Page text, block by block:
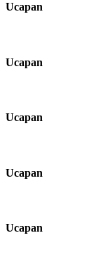
Ucapan
Ucapan
Ucapan
Ucapan
Ucapan